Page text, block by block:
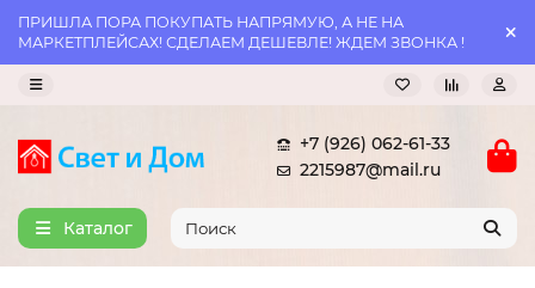
ПРИШЛА ПОРА ПОКУПАТЬ НАПРЯМУЮ, А НЕ НА
МАРКЕТПЛЕЙСАХ! СДЕЛАЕМ ДЕШЕВЛЕ! ЖДЕМ ЗВОНКА !
+7 (926) 062-61-33
2215987@mail.ru
Каталог